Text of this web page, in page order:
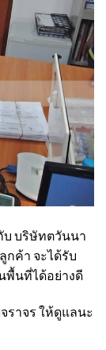
บ บริษัทตวันนา
กค้า จะได้รับ
พื้นที่ได้อย่างดี
าจร ให้ดูแลนะ